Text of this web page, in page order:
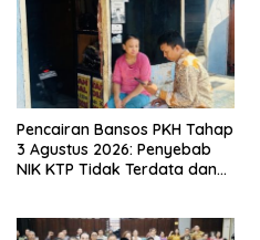
Pencairan Bansos PKH Tahap
3 Agustus 2026: Penyebab
NIK KTP Tidak Terdata dan